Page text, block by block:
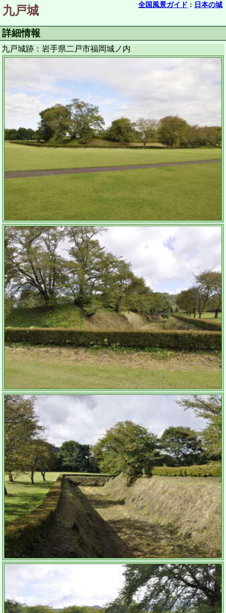
全国風景ガイド : 日本の城
九戸城
詳細情報
九戸城跡：岩手県二戸市福岡城ノ内